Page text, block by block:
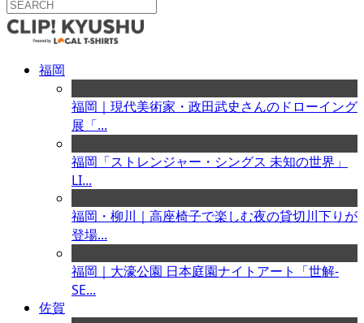
福岡
福岡｜現代美術家・政田武史さんのドローイング
展「...
福岡「ストレンジャー・シングス 未知の世界」
LI...
福岡・柳川｜高座椅子で楽しむ夜の貸切川下りが
登場...
福岡｜大濠公園 日本庭園ナイトアート「世解-
SE...
佐賀